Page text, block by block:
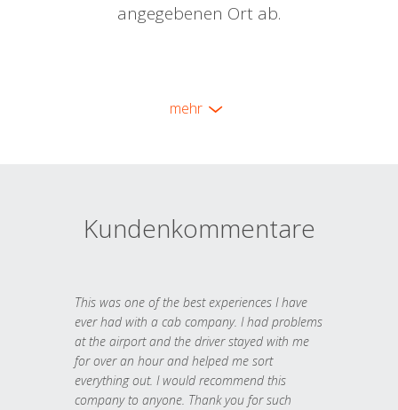
angegebenen Ort ab.
mehr
Kundenkommentare
This was one of the best experiences I have
ever had with a cab company. I had problems
at the airport and the driver stayed with me
for over an hour and helped me sort
everything out. I would recommend this
company to anyone. Thank you for such